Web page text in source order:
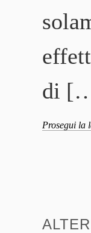
di
Prosegui la